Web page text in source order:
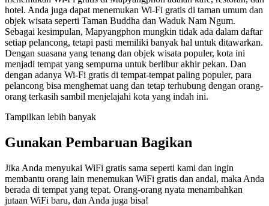
hotel. Anda juga dapat menemukan Wi-Fi gratis di taman umum dan
objek wisata seperti Taman Buddha dan Waduk Nam Ngum.
Sebagai kesimpulan, Mapyangphon mungkin tidak ada dalam daftar
setiap pelancong, tetapi pasti memiliki banyak hal untuk ditawarkan.
Dengan suasana yang tenang dan objek wisata populer, kota ini
menjadi tempat yang sempurna untuk berlibur akhir pekan. Dan
dengan adanya Wi-Fi gratis di tempat-tempat paling populer, para
pelancong bisa menghemat uang dan tetap terhubung dengan orang-
orang terkasih sambil menjelajahi kota yang indah ini.
Tampilkan lebih banyak
Gunakan Pembaruan Bagikan
Jika Anda menyukai WiFi gratis sama seperti kami dan ingin
membantu orang lain menemukan WiFi gratis dan andal, maka Anda
berada di tempat yang tepat. Orang-orang nyata menambahkan
jutaan WiFi baru, dan Anda juga bisa!